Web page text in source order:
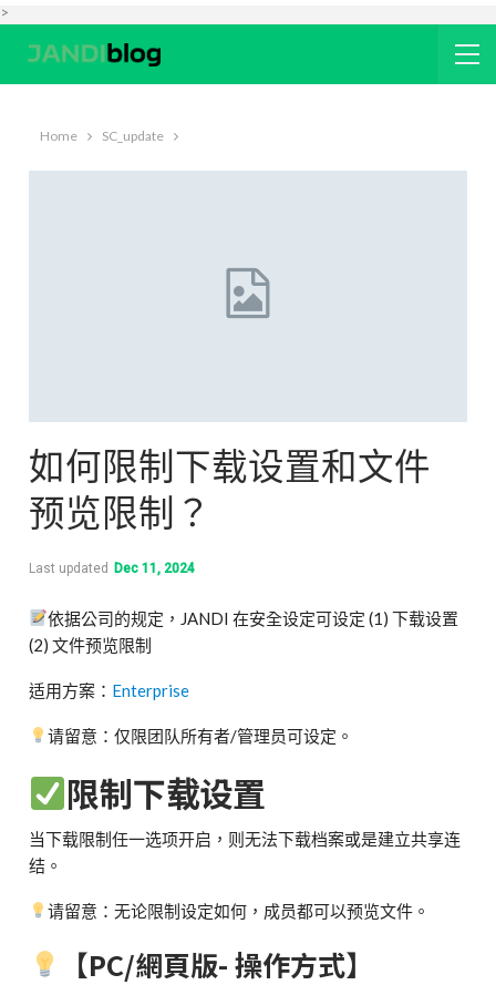
>
Home SC_update
如何限制下载设置和文件
预览限制？
Last updated Dec 11, 2024
依据公司的规定，JANDI 在安全设定可设定 (1) 下载设置
(2) 文件预览限制
适用方案： Enterprise
请留意：仅限团队所有者/管理员可设定。
限制下载设置
当下载限制任一选项开启，则无法下载档案或是建立共享连
结。
请留意：无论限制设定如何，成员都可以预览文件。
【PC/網頁版- 操作方式】